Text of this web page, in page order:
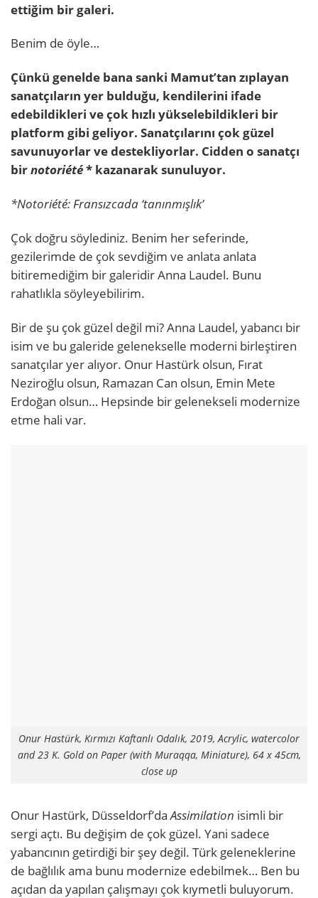
ettiğim bir galeri.
Benim de öyle…
Çünkü genelde bana sanki Mamut’tan zıplayan
sanatçıların yer bulduğu, kendilerini ifade
edebildikleri ve çok hızlı yükselebildikleri bir
platform gibi geliyor. Sanatçılarını çok güzel
savunuyorlar ve destekliyorlar. Cidden o sanatçı
birnotoriété* kazanarak sunuluyor.
*Notoriété: Fransızcada ‘tanınmışlık’
Çok doğru söylediniz. Benim her seferinde,
gezilerimde de çok sevdiğim ve anlata anlata
bitiremediğim bir galeridir Anna Laudel. Bunu
rahatlıkla söyleyebilirim.
Bir de şu çok güzel değil mi? Anna Laudel, yabancı bir
isim ve bu galeride gelenekselle moderni birleştiren
sanatçılar yer alıyor. Onur Hastürk olsun, Fırat
Neziroğlu olsun, Ramazan Can olsun, Emin Mete
Erdoğan olsun… Hepsinde bir gelenekseli modernize
etme hali var.
Onur Hastürk, Kırmızı Kaftanlı Odalık, 2019, Acrylic, watercolor
and 23 K. Gold on Paper (with Muraqqa, Miniature), 64 x 45cm,
close up
Onur Hastürk, Düsseldorf’daAssimilation isimli bir
sergi açtı. Bu değişim de çok güzel. Yani sadece
yabancının getirdiği bir şey değil. Türk geleneklerine
de bağlılık ama bunu modernize edebilmek… Ben bu
açıdan da yapılan çalışmayı çok kıymetli buluyorum.